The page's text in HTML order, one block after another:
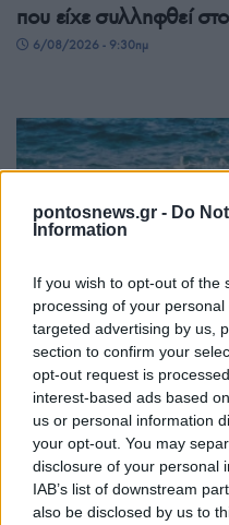
pontosnews.gr - Do
Information
If you wish to opt-out of the
processing of your
targeted advertising by us,
section to confirm your
opt-out request is
interest-based ads based
us or personal information
your opt-out. You may
disclosure of your personal
IAB’s list of downstream
also be disclosed by us to
που είχε συλληφθεί
6/08/2026 - 9:30πμ
ΕΛΛΑΔΑ
Καιρός: Τοπικά
Βοριάδες έως και 7
6/08/2026 - 8:08πμ